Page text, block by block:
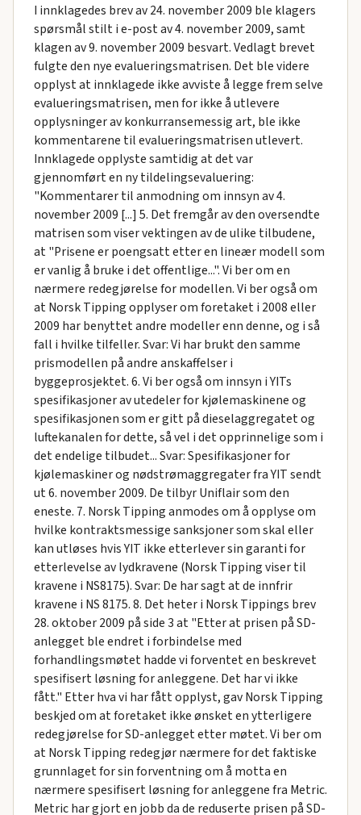
I innklagedes brev av 24. november 2009 ble klagers
spørsmål stilt i e-post av 4. november 2009, samt
klagen av 9. november 2009 besvart. Vedlagt brevet
fulgte den nye evalueringsmatrisen. Det ble videre
opplyst at innklagede ikke avviste å legge frem selve
evalueringsmatrisen, men for ikke å utlevere
opplysninger av konkurransemessig art, ble ikke
kommentarene til evalueringsmatrisen utlevert.
Innklagede opplyste samtidig at det var
gjennomført en ny tildelingsevaluering:
"Kommentarer til anmodning om innsyn av 4.
november 2009 [...] 5. Det fremgår av den oversendte
matrisen som viser vektingen av de ulike tilbudene,
at "Prisene er poengsatt etter en lineær modell som
er vanlig å bruke i det offentlige...". Vi ber om en
nærmere redegjørelse for modellen. Vi ber også om
at Norsk Tipping opplyser om foretaket i 2008 eller
2009 har benyttet andre modeller enn denne, og i så
fall i hvilke tilfeller. Svar: Vi har brukt den samme
prismodellen på andre anskaffelser i
byggeprosjektet. 6. Vi ber også om innsyn i YITs
spesifikasjoner av utedeler for kjølemaskinene og
spesifikasjonen som er gitt på dieselaggregatet og
luftekanalen for dette, så vel i det opprinnelige som i
det endelige tilbudet... Svar: Spesifikasjoner for
kjølemaskiner og nødstrømaggregater fra YIT sendt
ut 6. november 2009. De tilbyr Uniflair som den
eneste. 7. Norsk Tipping anmodes om å opplyse om
hvilke kontraktsmessige sanksjoner som skal eller
kan utløses hvis YIT ikke etterlever sin garanti for
etterlevelse av lydkravene (Norsk Tipping viser til
kravene i NS8175). Svar: De har sagt at de innfrir
kravene i NS 8175. 8. Det heter i Norsk Tippings brev
28. oktober 2009 på side 3 at "Etter at prisen på SD-
anlegget ble endret i forbindelse med
forhandlingsmøtet hadde vi forventet en beskrevet
spesifisert løsning for anleggene. Det har vi ikke
fått." Etter hva vi har fått opplyst, gav Norsk Tipping
beskjed om at foretaket ikke ønsket en ytterligere
redegjørelse for SD-anlegget etter møtet. Vi ber om
at Norsk Tipping redegjør nærmere for det faktiske
grunnlaget for sin forventning om å motta en
nærmere spesifisert løsning for anleggene fra Metric.
Metric har gjort en jobb da de reduserte prisen på SD-